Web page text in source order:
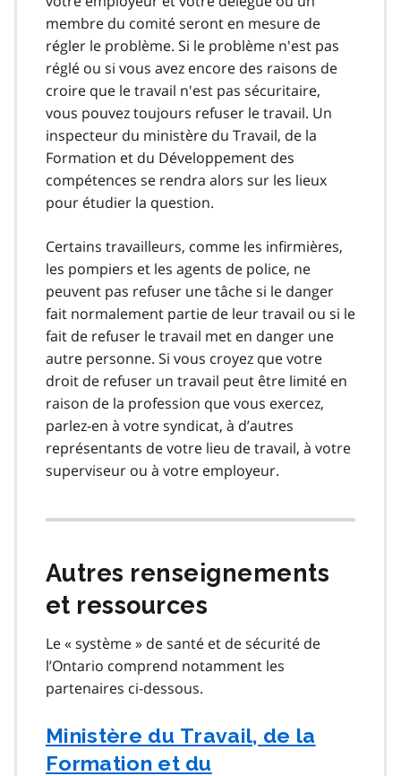
membre du comité seront en mesure de
régler le problème. Si le problème n'est pas
réglé ou si vous avez encore des raisons de
croire que le travail n'est pas sécuritaire,
vous pouvez toujours refuser le travail. Un
inspecteur du ministère du Travail, de la
Formation et du Développement des
compétences se rendra alors sur les lieux
pour étudier la question.
Certains travailleurs, comme les infirmières,
les pompiers et les agents de police, ne
peuvent pas refuser une tâche si le danger
fait normalement partie de leur travail ou si le
fait de refuser le travail met en danger une
autre personne. Si vous croyez que votre
droit de refuser un travail peut être limité en
raison de la profession que vous exercez,
parlez-en à votre syndicat, à d’autres
représentants de votre lieu de travail, à votre
superviseur ou à votre employeur.
Autres renseignements
et ressources
Le « système » de santé et de sécurité de
l’Ontario comprend notamment les
partenaires ci-dessous.
Ministère du Travail, de la
Formation et du